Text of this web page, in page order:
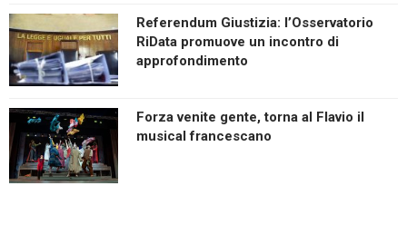
Referendum Giustizia: l’Osservatorio
RiData promuove un incontro di
approfondimento
Forza venite gente, torna al Flavio il
musical francescano